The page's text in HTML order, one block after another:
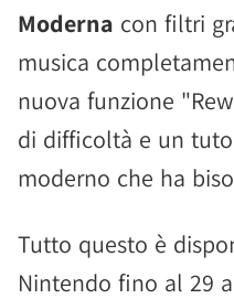
Moderna con filtri
musica
nuova funzione
di difficoltà e un
moderno che ha
Tutto questo è
Nintendo fino al 29